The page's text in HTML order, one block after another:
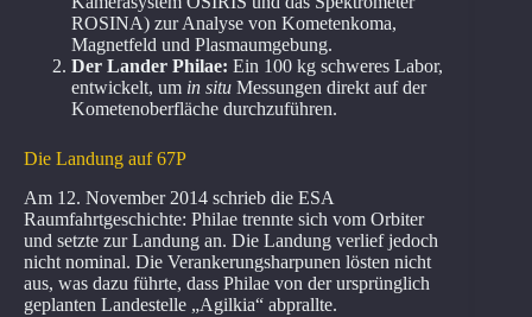
ROSINA) zur Analyse von Kometenkoma,
Magnetfeld und Plasmaumgebung.
Der Lander Philae: Ein 100 kg schweres Labor,
entwickelt, um in situ Messungen direkt auf der
Kometenoberfläche durchzuführen.
Die Landung auf 67P
Am 12. November 2014 schrieb die ESA
Raumfahrtgeschichte: Philae trennte sich vom Orbiter
und setzte zur Landung an. Die Landung verlief jedoch
nicht nominal. Die Verankerungsharpunen lösten nicht
aus, was dazu führte, dass Philae von der ursprünglich
geplanten Landestelle „Agilkia“ abprallte.